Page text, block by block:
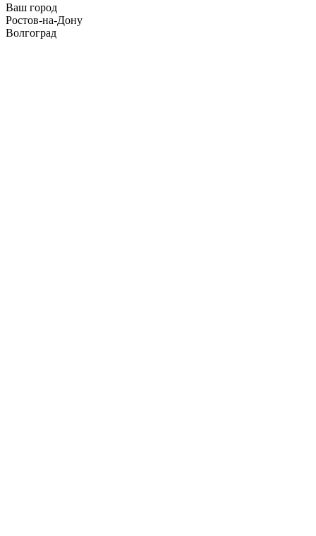
Ваш город
Ростов-на-Дону
Волгоград